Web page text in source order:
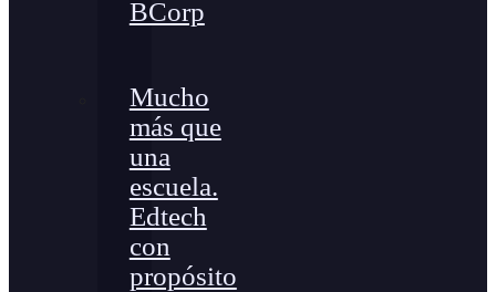
BCorp
Mucho
más que
una
escuela.
Edtech
con
propósito